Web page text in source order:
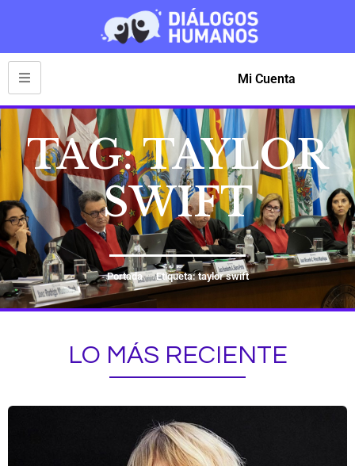
Mi Cuenta
TAG: TAYLOR
SWIFT
Portada Etiqueta: taylor swift
LO MÁS RECIENTE